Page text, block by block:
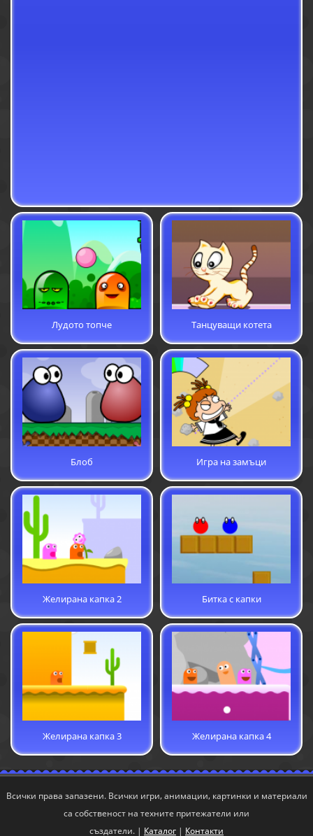
Лудото топче Танцуващи котета
Блоб Игра на замъци
Желирана капка 2 Битка с капки
Желирана капка 3 Желирана капка 4
Всички права запазени. Всички игри, анимации, картинки и материали
са собственост на техните притежатели или
създатели. | Каталог | Контакти